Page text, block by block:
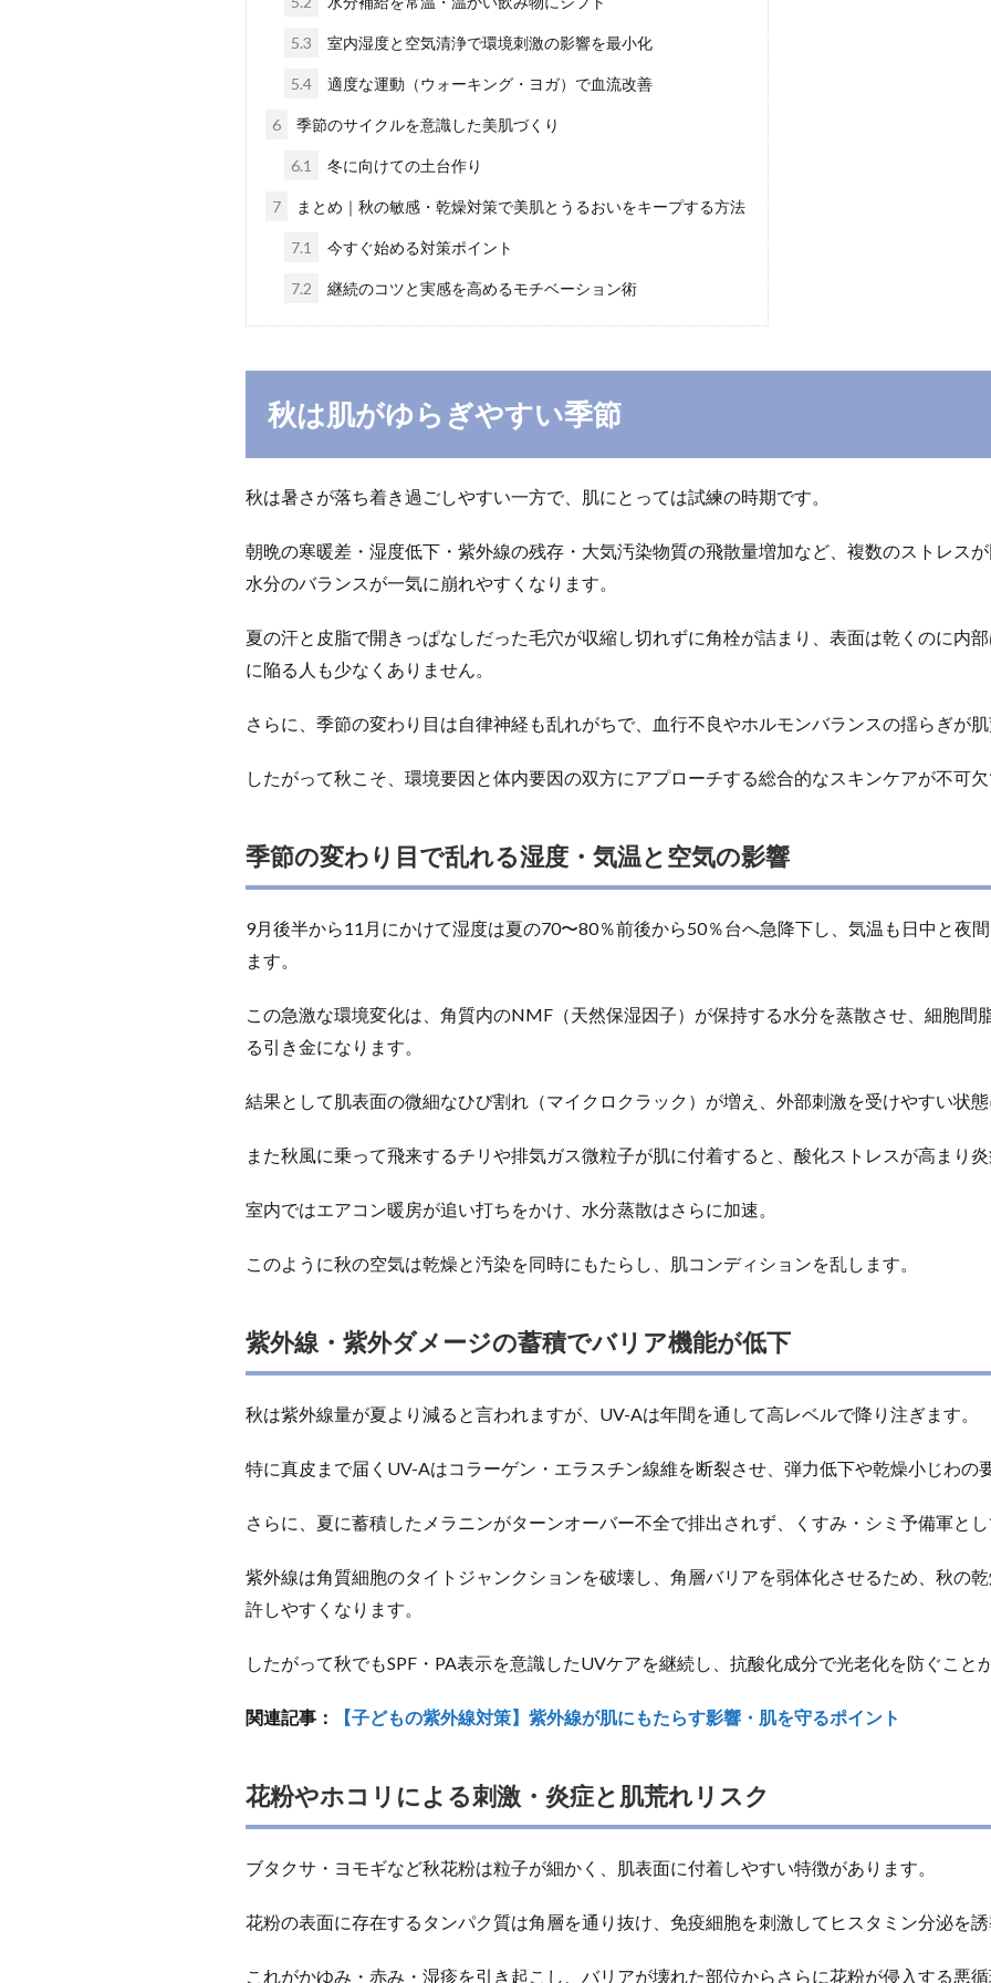
5.3 室内湿度と空気清浄で環境刺激の影響を最小化
5.4 適度な運動（ウォーキング・ヨガ）で血流改善
6 季節のサイクルを意識した美肌づくり
6.1 冬に向けての土台作り
7 まとめ｜秋の敏感・乾燥対策で美肌とうるおいをキープする方法
7.1 今すぐ始める対策ポイント
7.2 継続のコツと実感を高めるモチベーション術
秋は肌がゆらぎやすい季節
秋は暑さが落ち着き過ごしやすい一方で、肌にとっては試練の時期です。
朝晩の寒暖差・湿度低下・紫外線の残存・大気汚染物質の飛散量増加など、複数のストレス
水分のバランスが一気に崩れやすくなります。
夏の汗と皮脂で開きっぱなしだった毛穴が収縮し切れずに角栓が詰まり、表面は乾くのに内
に陥る人も少なくありません。
さらに、季節の変わり目は自律神経も乱れがちで、血行不良やホルモンバランスの揺らぎが
したがって秋こそ、環境要因と体内要因の双方にアプローチする総合的なスキンケアが不可
季節の変わり目で乱れる湿度・気温と空気の影響
9月後半から11月にかけて湿度は夏の70〜80％前後から50％台へ急降下し、気温も日中と夜
ます。
この急激な環境変化は、角質内のNMF（天然保湿因子）が保持する水分を蒸散させ、細胞間
る引き金になります。
結果として肌表面の微細なひび割れ（マイクロクラック）が増え、外部刺激を受けやすい状
また秋風に乗って飛来するチリや排気ガス微粒子が肌に付着すると、酸化ストレスが高まり
室内ではエアコン暖房が追い打ちをかけ、水分蒸散はさらに加速。
このように秋の空気は乾燥と汚染を同時にもたらし、肌コンディションを乱します。
紫外線・紫外ダメージの蓄積でバリア機能が低下
秋は紫外線量が夏より減ると言われますが、UV-Aは年間を通して高レベルで降り注ぎます。
特に真皮まで届くUV-Aはコラーゲン・エラスチン線維を断裂させ、弾力低下や乾燥小じわの
さらに、夏に蓄積したメラニンがターンオーバー不全で排出されず、くすみ・シミ予備軍と
紫外線は角質細胞のタイトジャンクションを破壊し、角層バリアを弱体化させるため、秋の
許しやすくなります。
したがって秋でもSPF・PA表示を意識したUVケアを継続し、抗酸化成分で光老化を防ぐこと
関連記事： 【子どもの紫外線対策】紫外線が肌にもたらす影響・肌を守るポイント
花粉やホコリによる刺激・炎症と肌荒れリスク
ブタクサ・ヨモギなど秋花粉は粒子が細かく、肌表面に付着しやすい特徴があります。
花粉の表面に存在するタンパク質は角層を通り抜け、免疫細胞を刺激してヒスタミン分泌を
これがかゆみ・赤み・湿疹を引き起こし、バリアが壊れた部位からさらに花粉が侵入する悪